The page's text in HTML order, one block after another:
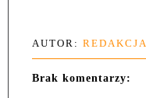
AUTOR: REDAKCJA
Brak komentarzy: